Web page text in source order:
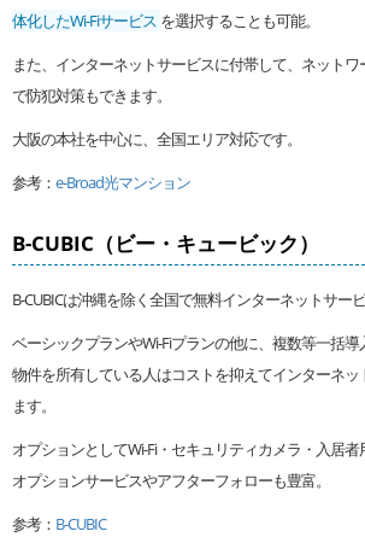
体化したWi-Fiサービス を選択することも可能。
また、インターネットサービスに付帯して、ネット
で防犯対策もできます。
大阪の本社を中心に、全国エリア対応です。
参考： e-Broad光マンション
B-CUBIC（ビー・キュービック）
B-CUBICは沖縄を除く全国で無料インターネットサー
ベーシックプランやWi-Fiプランの他に、複数等一括
物件を所有している人はコストを抑えてインターネッ
ます。
オプションとしてWi-Fi・セキュリティカメラ・入居
オプションサービスやアフターフォローも豊富。
参考： B-CUBIC